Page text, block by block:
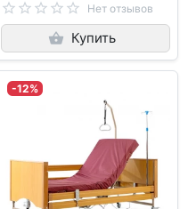
Нет отзывов
Купить
-12%